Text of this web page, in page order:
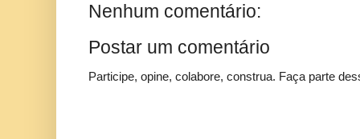
Nenhum comentário:
Postar um comentário
Participe, opine, colabore, construa. Faça parte